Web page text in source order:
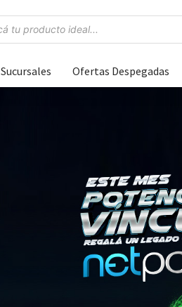
Sucursales Ofertas Despegadas